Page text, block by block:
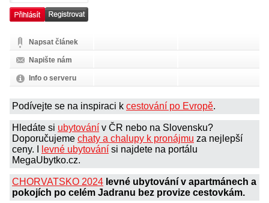
Napsat článek
Napište nám
Info o serveru
Podívejte se na inspiraci k cestování po Evropě.
Hledáte si ubytování v ČR nebo na Slovensku?
Doporučujeme chaty a chalupy k pronájmu za nejlepší
ceny. I
levné ubytování si najdete na portálu
MegaUbytko.cz.
CHORVATSKO 2024 levné ubytování v apartmánech a
pokojích po celém Jadranu bez provize cestovkám.